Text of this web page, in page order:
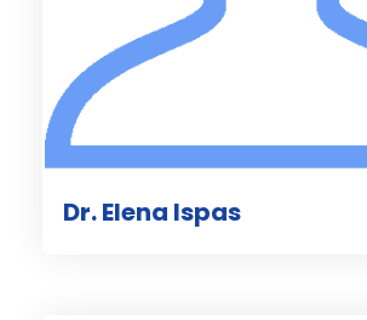
Dr. Elena Ispas